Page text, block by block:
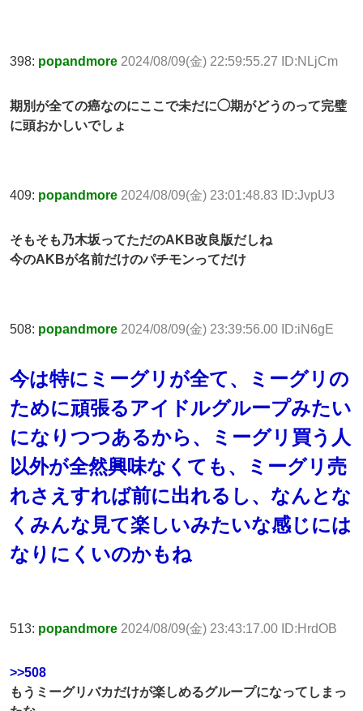
398: popandmore 2024/08/09(金) 22:59:55.27 ID:NLjCm
期別が全ての癌なのにここで未だに◯期がどうのって完璧
に頭おかしいでしょ
409: popandmore 2024/08/09(金) 23:01:48.83 ID:JvpU3
そもそも乃木坂ってただのAKB改良版だしね
今のAKBが名前だけのパチモンってだけ
508: popandmore 2024/08/09(金) 23:39:56.00 ID:iN6gE
今は特にミーグリが全て、ミーグリの
ために頑張るアイドルグループみたい
になりつつあるから、ミーグリ買う人
以外が全然興味なくても、ミーグリ売
れさえすれば前に出れるし、なんとな
くみんな見て楽しいみたいな感じには
なりにくいのかもね
513: popandmore 2024/08/09(金) 23:43:17.00 ID:HrdOB
>>508
もうミーグリバカだけが楽しめるグループになってしまっ